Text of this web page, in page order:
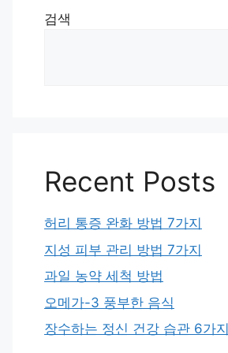
검색
Recent Posts
허리 통증 완화 방법 7가지
지성 피부 관리 방법 7가지
과일 농약 세척 방법
오메가-3 풍부한 음식
장수하는 정신 건강 습관 6가지